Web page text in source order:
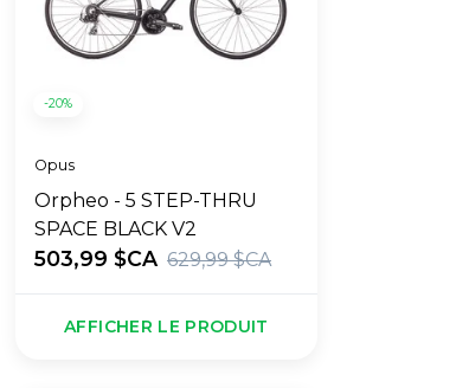
-20%
Opus
Orpheo - 5 STEP-THRU
SPACE BLACK V2
503,99 $CA 629,99 $CA
AFFICHER LE PRODUIT